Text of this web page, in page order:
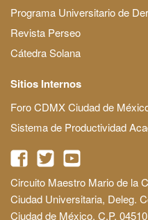
Programa Universitario de
Revista Perseo
Cátedra Solana
Sitios Internos
Foro CDMX Ciudad de
Sistema de Productividad
Circuito Maestro Mario de la
Ciudad Universitaria, Deleg.
Ciudad de México, C.P. 04510